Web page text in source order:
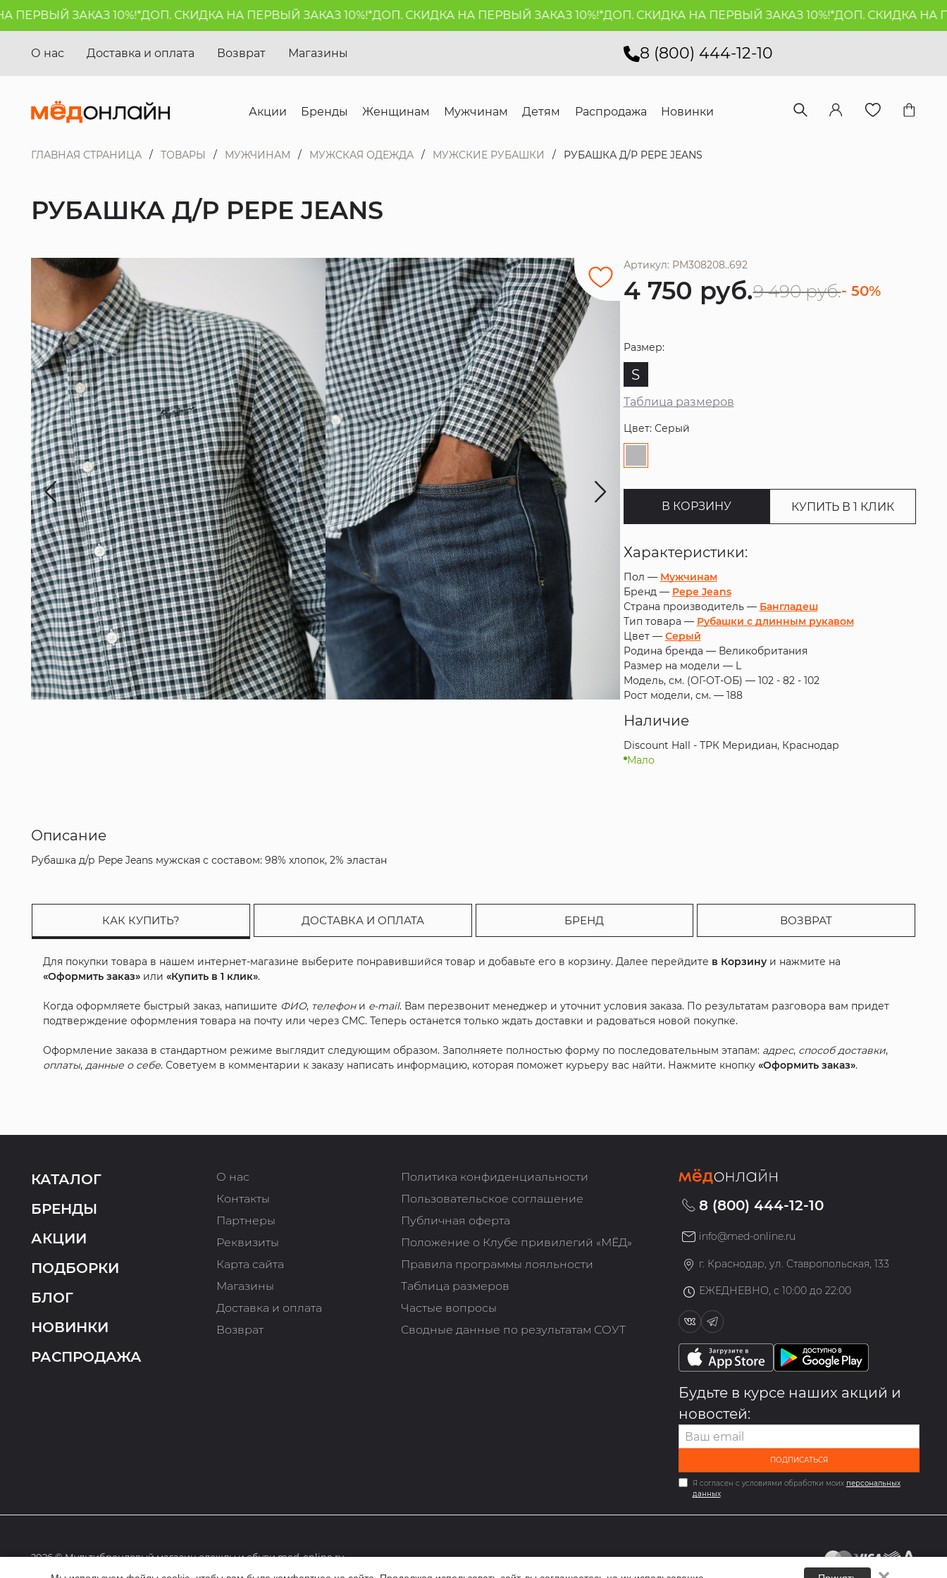
ЗАКАЗ 10%!*ДОП. СКИДКА НА ПЕРВЫЙ ЗАКАЗ 10%!*ДОП. СКИДКА НА ПЕРВЫЙ ЗАКАЗ 10%!*ДОП. СКИДКА НА ПЕРВЫЙ ЗАКАЗ 10%!*ДОП. СКИДКА НА
8 (800) 444-12-10
О нас Доставка и оплата Возврат Магазины
Акции Бренды Женщинам Мужчинам Детям Распродажа Новинки
ГЛАВНАЯ СТРАНИЦА ТОВАРЫ МУЖЧИНАМ МУЖСКАЯ ОДЕЖДА МУЖСКИЕ РУБАШКИ РУБАШКА Д/Р PEPE JEANS
РУБАШКА Д/Р PEPE JEANS
Артикул: PM308208..692
4 750 руб.9 490 руб.- 50%
Размер:
S
Таблица размеров
Цвет: Серый
В КОРЗИНУ КУПИТЬ В 1 КЛИК
Характеристики:
Пол — Мужчинам
Бренд — Pepe Jeans
Страна производитель — Бангладеш
Тип товара — Рубашки с длинным рукавом
Цвет — Серый
Родина бренда — Великобритания
Размер на модели — L
Модель, см. (ОГ-ОТ-ОБ) — 102 - 82 - 102
Рост модели, см. — 188
Наличие
Discount Hall - ТРК Меридиан, Краснодар
Мало
Описание
Рубашка д/р Pepe Jeans мужская с составом: 98% хлопок, 2% эластан
КАК КУПИТЬ? ДОСТАВКА И ОПЛАТА БРЕНД ВОЗВРАТ
Для покупки товара в нашем интернет-магазине выберите понравившийся товар и добавьте его в корзину. Далее перейдите в Корзину и нажмите на
«Оформить заказ» или«Купить в 1 клик».
Когда оформляете быстрый заказ, напишите ФИО, телефони e-mail. Вам перезвонит менеджер и уточнит условия заказа. По результатам разговора вам придет
подтверждение оформления товара на почту или через СМС. Теперь останется только ждать доставки и радоваться новой покупке.
Оформление заказа в стандартном режиме выглядит следующим образом. Заполняете полностью форму по последовательным этапам: адрес, способ доставки,
оплаты,данные о себе. Советуем в комментарии к заказу написать информацию, которая поможет курьеру вас найти. Нажмите кнопку«Оформить заказ».
КАТАЛОГ
БРЕНДЫ
АКЦИИ
ПОДБОРКИ
БЛОГ
НОВИНКИ
РАСПРОДАЖА
О нас
Контакты
Партнеры
Реквизиты
Карта сайта
Магазины
Доставка и оплата
Возврат
Политика конфиденциальности
Пользовательское соглашение
Публичная оферта
Положение о Клубе привилегий «МЁД»
Правила программы лояльности
Таблица размеров
Частые вопросы
Сводные данные по результатам СОУТ
8 (800) 444-12-10
info@med-online.ru
г. Краснодар, ул. Ставропольская, 133
ЕЖЕДНЕВНО, с 10:00 до 22:00
Будьте в курсе наших акций и
новостей:
ПОДПИСАТЬСЯ
Я согласен с условиями обработки моих персональных
данных
2026 © Мультибрендовый магазин одежды и обуви med-online.ru